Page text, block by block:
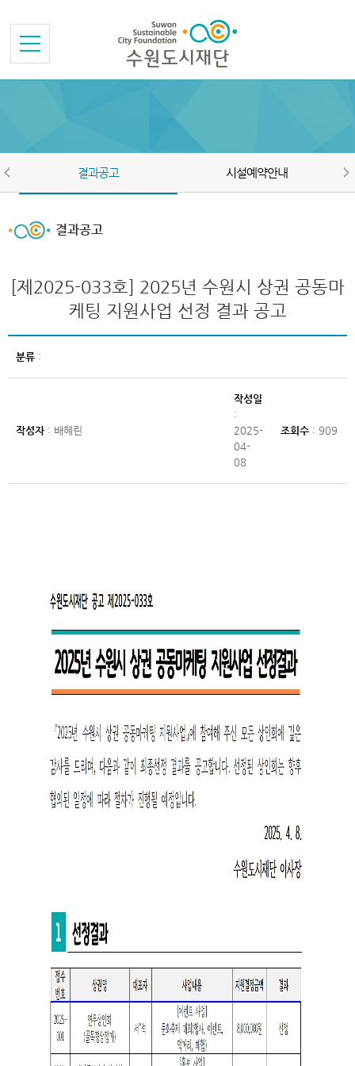
결과공고 시설예약안내
결과공고
[제2025-033호] 2025년 수원시 상권 공동마
케팅 지원사업 선정 결과 공고
분류 :
작성자: 배혜린
작성일
:
2025-
04-
08
조회수 : 909